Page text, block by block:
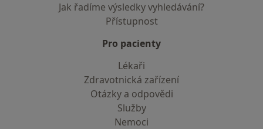
Jak řadíme výsledky vyhledávání?
Přístupnost
Pro pacienty
Lékaři
Zdravotnická zařízení
Otázky a odpovědi
Služby
Nemoci